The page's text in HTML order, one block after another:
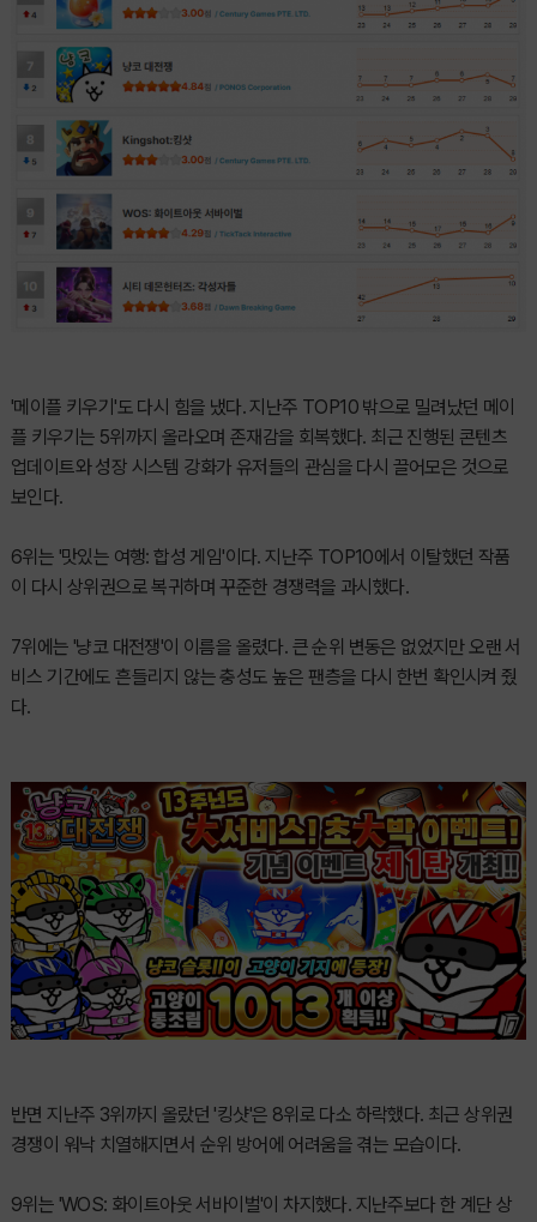
'메이플 키우기'도 다시 힘을 냈다. 지난주 TOP10 밖으로 밀려났던 메이
플 키우기는 5위까지 올라오며 존재감을 회복했다. 최근 진행된 콘텐츠
업데이트와 성장 시스템 강화가 유저들의 관심을 다시 끌어모은 것으로
보인다.
6위는 '맛있는 여행: 합성 게임'이다. 지난주 TOP10에서 이탈했던 작품
이 다시 상위권으로 복귀하며 꾸준한 경쟁력을 과시했다.
7위에는 '냥코 대전쟁'이 이름을 올렸다. 큰 순위 변동은 없었지만 오랜 서
비스 기간에도 흔들리지 않는 충성도 높은 팬층을 다시 한번 확인시켜 줬
다.
반면 지난주 3위까지 올랐던 '킹샷'은 8위로 다소 하락했다. 최근 상위권
경쟁이 워낙 치열해지면서 순위 방어에 어려움을 겪는 모습이다.
9위는 'WOS: 화이트아웃 서바이벌'이 차지했다. 지난주보다 한 계단 상